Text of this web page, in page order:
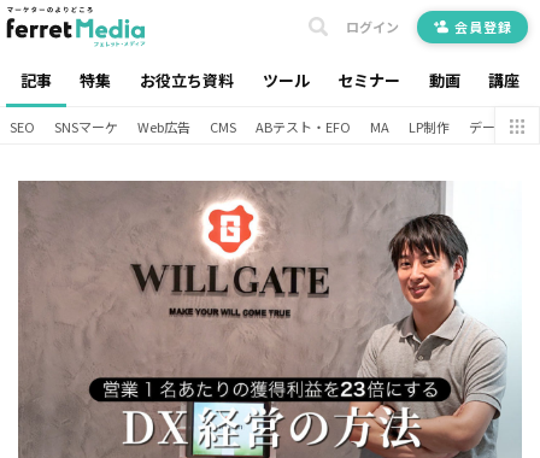
記事 特集 お役立ち資料 ツール セミナー 動画 講座
ログイン 会員登録
SEO SNSマーケ Web広告 CMS ABテスト・EFO MA LP制作 データ分析